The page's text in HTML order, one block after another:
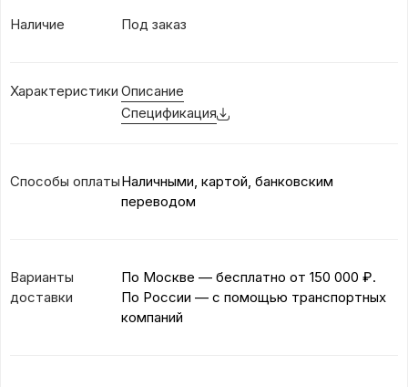
Наличие Под заказ
Характеристики Описание
Спецификация
Способы оплатыНаличными, картой, банковским
переводом
Варианты
доставки
По Москве — бесплатно от 150 000 ₽.
По России — с помощью транспортных
компаний